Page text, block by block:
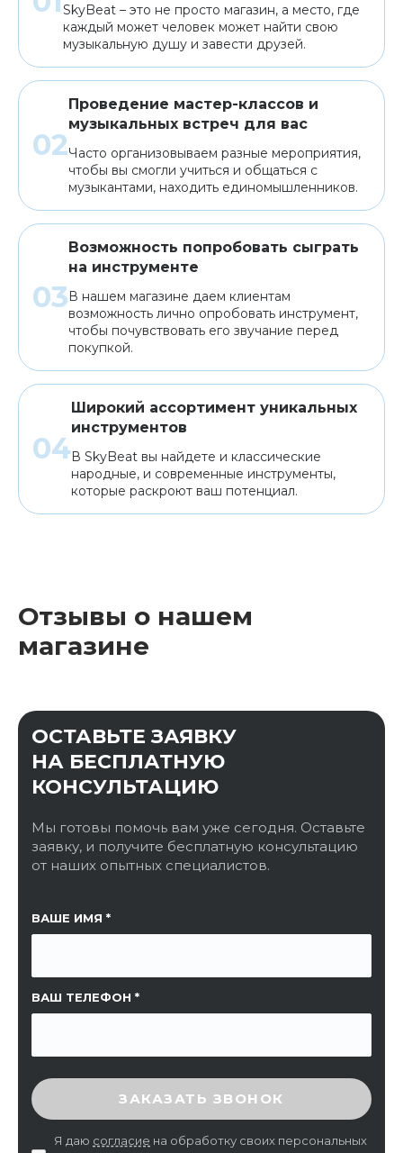
SkyBeat – это не просто магазин, а место, где
каждый может человек может найти свою
музыкальную душу и завести друзей.
Проведение мастер-классов и
музыкальных встреч для вас
Часто организовываем разные мероприятия,
чтобы вы смогли учиться и общаться с
музыкантами, находить единомышленников.
Возможность попробовать сыграть
на инструменте
В нашем магазине даем клиентам
возможность лично опробовать инструмент,
чтобы почувствовать его звучание перед
покупкой.
Широкий ассортимент уникальных
инструментов
В SkyBeat вы найдете и классические
народные, и современные инструменты,
которые раскроют ваш потенциал.
Отзывы о нашем
магазине
ОСТАВЬТЕ ЗАЯВКУ
НА БЕСПЛАТНУЮ
КОНСУЛЬТАЦИЮ
Мы готовы помочь вам уже сегодня. Оставьте
заявку, и получите бесплатную консультацию
от наших опытных специалистов.
ВАШЕ ИМЯ
ВАШ ТЕЛЕФОН
ССЫЛКА НА СТРАНИЦУ
ВВЕДИТЕ ПРОВЕРОЧНЫЙ КОД
ЗАКАЗАТЬ ЗВОНОК
Я даю согласие на обработку своих персональных